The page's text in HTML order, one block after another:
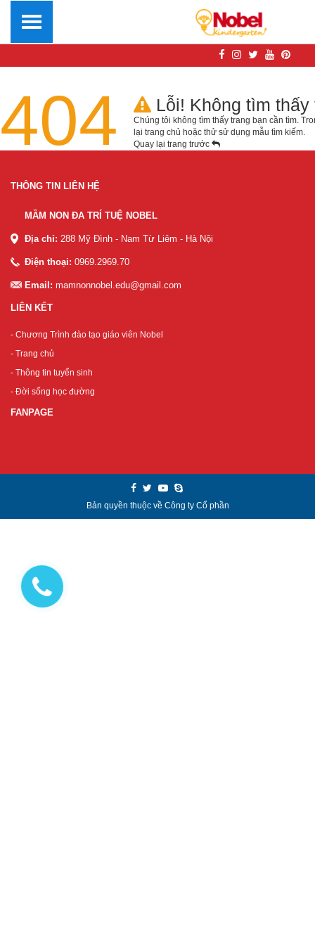
404 Lỗi! Không tìm thấy
Chúng tôi không tìm thấy trang bạn cần tìm.
lại trang chủ hoặc thử sử dụng mẫu tìm kiếm.
Quay lại trang trước
THÔNG TIN LIÊN HỆ
MẦM NON ĐA TRÍ TUỆ NOBEL
Địa chỉ: 288 Mỹ Đình - Nam Từ Liêm - Hà Nội
Điện thoại: 0969.2969.70
Email: mamnonnobel.edu@gmail.com
LIÊN KẾT
- Chương Trình đào tạo giáo viên Nobel
- Trang chủ
- Thông tin tuyển sinh
- Đời sống học đường
FANPAGE
Bản quyền thuộc về Công ty Cổ phần